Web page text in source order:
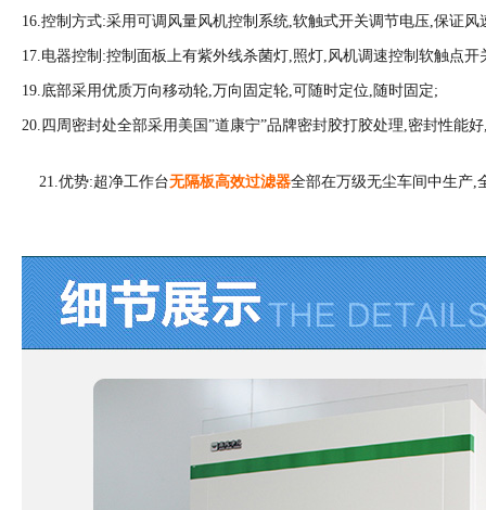
16.控制方式:采用可调风量风机控制系统,软触式开关调节电压,保证风
17.电器控制:控制面板上有紫外线杀菌灯,照灯,风机调速控制软触点开
19.底部采用优质万向移动轮,万向固定轮,可随时定位,随时固定;
20.四周密封处全部采用美国”道康宁”品牌密封胶打胶处理,密封性能
21.优势:超净工作台无隔板高效过滤器全部在万级无尘车间中生产,